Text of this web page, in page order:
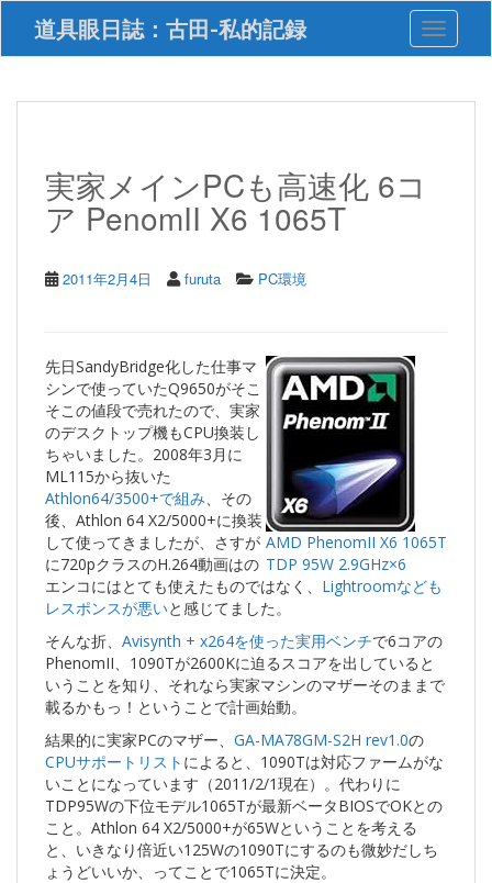
i
道具眼日誌：古田-私的記録 Toggle
実家メインPCも高速化 6コ
ア PenomII X6 1065T
2011年2月4日 furuta PC環境
AMD PhenomII X6 1065T
TDP 95W 2.9GHz×6
先日SandyBridge化した仕事マ
シンで使っていたQ9650がそこ
そこの値段で売れたので、実家
のデスクトップ機もCPU換装し
ちゃいました。2008年3月に
ML115から抜いた
Athlon64/3500+で組み、その
後、Athlon 64 X2/5000+に換装
して使ってきましたが、さすが
に720pクラスのH.264動画はの
エンコにはとても使えたものではなく、 Lightroomなども
レスポンスが悪いと感じてました。
そんな折、 Avisynth + x264を使った実用ベンチで6コアの
PhenomII、1090Tが2600Kに迫るスコアを出していると
いうことを知り、それなら実家マシンのマザーそのままで
載るかもっ！ということで計画始動。
結果的に実家PCのマザー、 GA-MA78GM-S2H rev1.0の
CPUサポートリスト によると、1090Tは対応ファームがな
いことになっています（2011/2/1現在）。代わりに
TDP95Wの下位モデル1065Tが最新ベータBIOSでOKとの
こと。Athlon 64 X2/5000+が65Wということを考える
と、いきなり倍近い125Wの1090Tにするのも微妙だしち
ょうどいいか、ってことで1065Tに決定。